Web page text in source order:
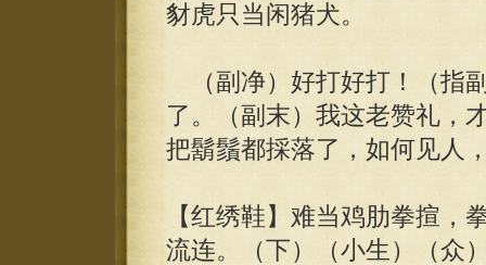
豺虎只当闲猪犬。
（副净）好打好打！（指
了。（副末）我这老赞礼，
把鬍鬚都採落了，如何见人
【红绣鞋】难当鸡肋拳揎，
流连。（下）（小生）（众